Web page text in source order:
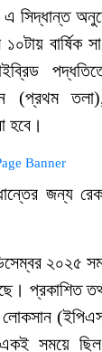
এ সিদ্ধান্ত
বার্ষিক
(প্রথম
হবে।
জন্য
২০২৫
প্রকাশিত
লোকসান
সময়ে